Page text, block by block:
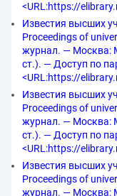
<URL:https://
Известия высших
Proceedings of
журнал. — Москва:
ст.). — Доступ по
<URL:https://
Известия высших
Proceedings of
журнал. — Москва:
ст.). — Доступ по
<URL:https://
Известия высших
Proceedings of
журнал. — Москва: